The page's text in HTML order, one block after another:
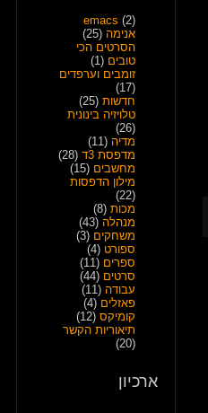
emacs (2)
אנימה (25)
הסרטים הכי
טובים (1)
זומבים וערפדים
(17)
חדשות (25)
טלויזיה בינונית
(26)
מדיה (11)
מדפסת 3ד
(28)
מחשבים (15)
מילון הדפסות
(22)
מכות (8)
מנהלה (43)
משחקים (3)
ספורט (4)
ספרים (11)
סרטים (44)
עבודה (11)
פאזלים (4)
קומיקס (12)
תיאוריות הקשר
(20)
ארכיון